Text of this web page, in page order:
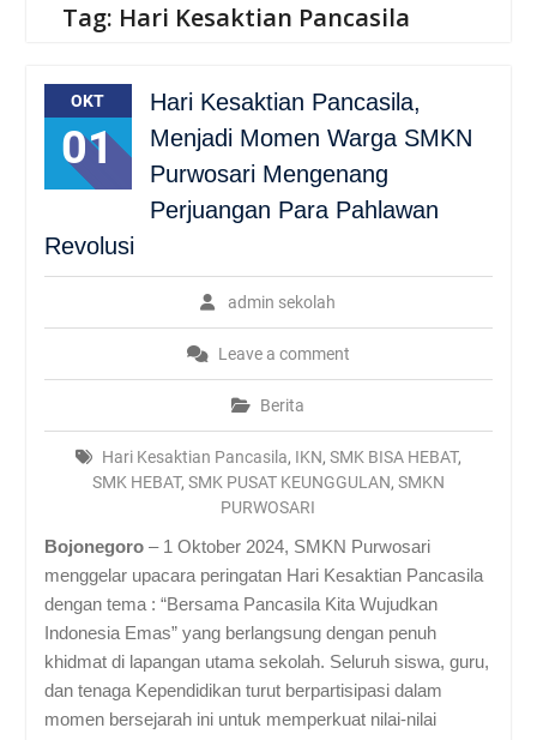
Tag: Hari Kesaktian Pancasila
OKT
01
Hari Kesaktian Pancasila,
Menjadi Momen Warga SMKN
Purwosari Mengenang
Perjuangan Para Pahlawan
Revolusi
admin sekolah
Leave a comment
Berita
Hari Kesaktian Pancasila, IKN, SMK BISA HEBAT,
SMK HEBAT, SMK PUSAT KEUNGGULAN, SMKN
PURWOSARI
Bojonegoro – 1 Oktober 2024, SMKN Purwosari
menggelar upacara peringatan Hari Kesaktian Pancasila
dengan tema : “Bersama Pancasila Kita Wujudkan
Indonesia Emas” yang berlangsung dengan penuh
khidmat di lapangan utama sekolah. Seluruh siswa, guru,
dan tenaga Kependidikan turut berpartisipasi dalam
momen bersejarah ini untuk memperkuat nilai-nilai